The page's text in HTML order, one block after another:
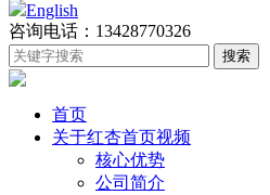
English
咨询电话：13428770326
首页
关于红杏首页视频
核心优势
公司简介